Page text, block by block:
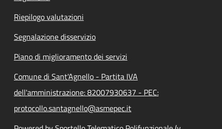
Riepilogo valutazioni
Segnalazione disservizio
Piano di miglioramento dei servizi
Comune di Sant'Agnello - Partita IVA
dell'amministrazione: 82007930637 - PEC:
protocollo.santagnello@asmepec.it